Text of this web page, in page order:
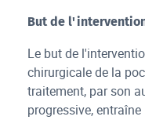
But de
Le but de
chirurgicale de la
traitement, par son
progressive, entraîne